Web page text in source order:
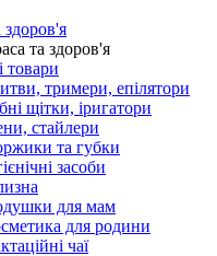
здоров'я
та здоров'я
товари
тримери, епілятори
щітки, іригатори
стайлери
та губки
засоби
для мам
для родини
чаї